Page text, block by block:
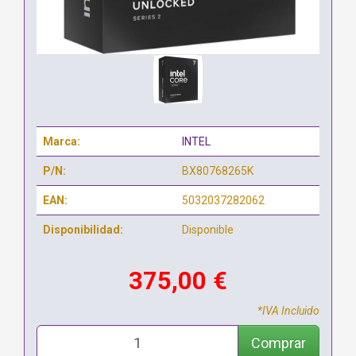
Marca: INTEL
P/N: BX80768265K
EAN: 5032037282062
Disponibilidad: Disponible
375,00 €
*IVA Incluido
Comprar